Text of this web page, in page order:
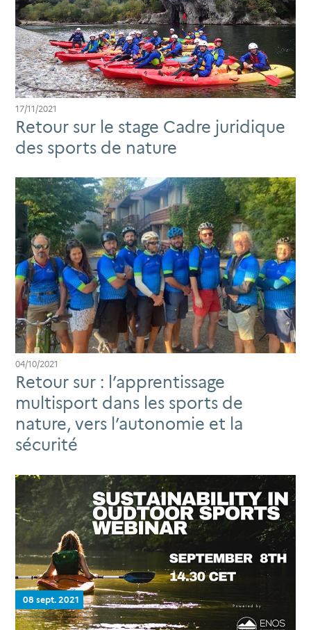
17/11/2021
Retour sur le stage Cadre juridique
des sports de nature
04/10/2021
Retour sur : l’apprentissage
multisport dans les sports de
nature, vers l’autonomie et la
sécurité
08 sept. 2021